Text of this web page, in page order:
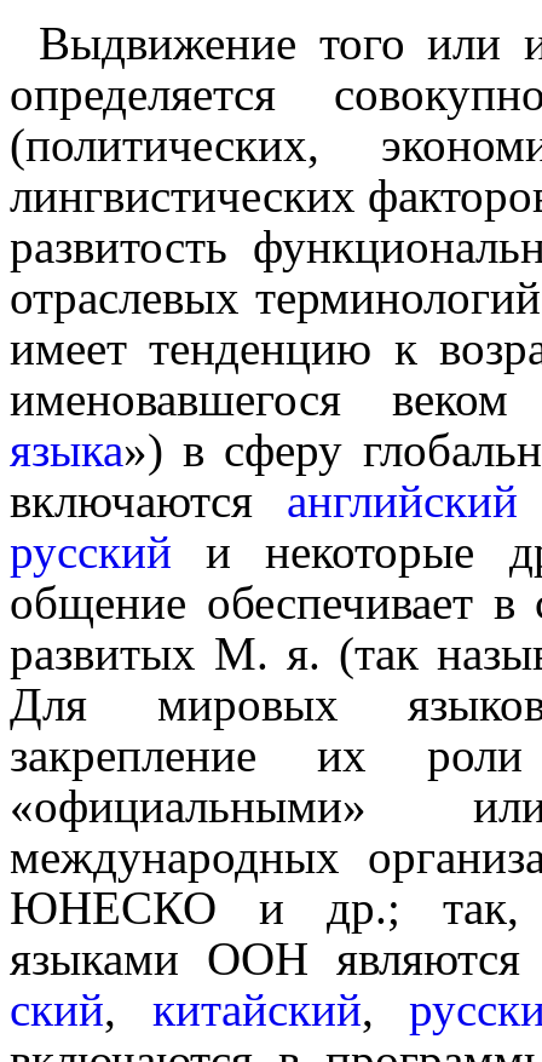
Выдвижение того или
определяется
(политических,
лингвистических
развитость
отраслевых
имеет тенденцию к
именовав­ше­го­ся
языка») в сферу
включаются англий­ский
русский и некоторые
общение обеспечивает в
развитых М. я. (так
Для мировых языков
закрепление их
«официаль­ны­ми»
международных
ЮНЕСКО и др.; так,
языками ООН
ский, китайский,